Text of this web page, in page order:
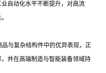
自动化水平不断提升，对高流
与复杂结构件中的优异表现，正
并在高端制造与智能装备领域持